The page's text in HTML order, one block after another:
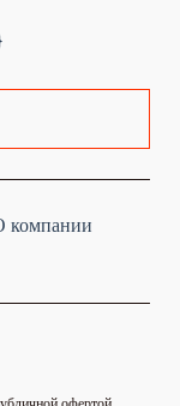
компании